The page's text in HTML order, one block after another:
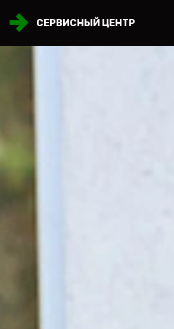
СЕРВИСНЫЙ ЦЕНТР